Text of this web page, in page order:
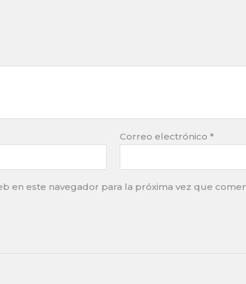
Correo electrónico *
en este navegador para la próxima vez que